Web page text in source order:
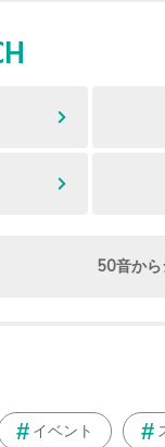
50音か
イベント